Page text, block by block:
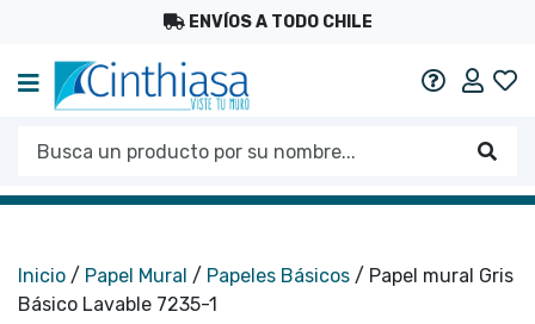
ENVÍOS A TODO CHILE
Mi
Busca un producto por su nombre...
Inicio / Papel Mural / Papeles Básicos / Papel mural Gris
Básico Lavable 7235-1